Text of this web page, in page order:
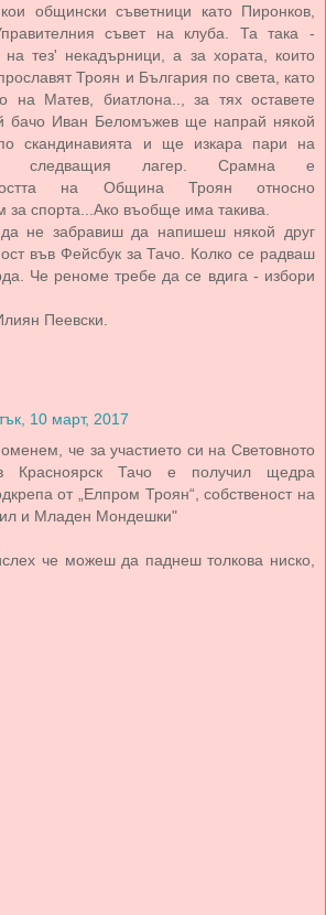
общински съветници като Пиронков,
съвет на клуба. Та така -
на тез' некадърници, а за хората, които
Троян и България по света, като
на Матев, биатлона.., за тях оставете
бачо Иван Беломъжев ще напрай някой
скандинавията и ще изкара пари на
следващия лагер. Срамна е
на Община Троян относно
за спорта...Ако въобще има такива.
не забравиш да напишеш някой друг
във Фейсбук за Тачо. Колко се радваш
Че реноме требе да се вдига - избори
Пеевски.
10 март, 2017
че за участието си на Световното
Красноярск Тачо е получил щедра
от „Елпром Троян“, собственост на
и Младен Мондешки"
че можеш да паднеш толкова ниско,